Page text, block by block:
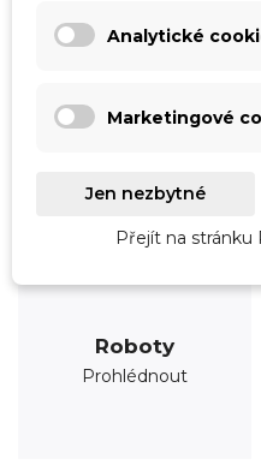
Roboty
Prohlédnout
Analytické
Marketingové
Jen nezbytné
Přejít na stránku